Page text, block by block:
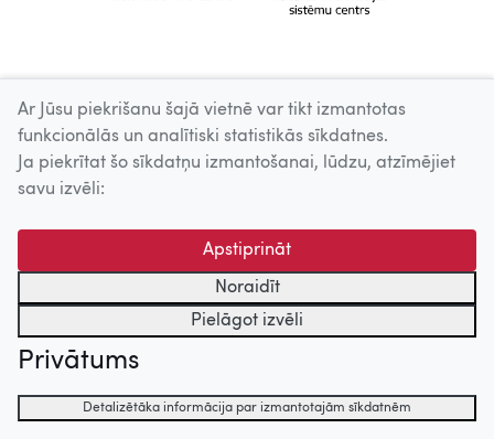
Ar Jūsu piekrišanu šajā vietnē var tikt izmantotas
funkcionālās un analītiski statistikās sīkdatnes.
Ja piekrītat šo sīkdatņu izmantošanai, lūdzu, atzīmējiet
savu izvēli:
Apstiprināt
Noraidīt
Pielāgot izvēli
Privātums
Detalizētāka informācija par izmantotajām sīkdatnēm